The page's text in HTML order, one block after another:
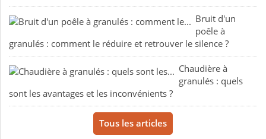
Bruit d'un
poêle à
granulés : comment le réduire et retrouver le silence ?
Chaudière à
granulés : quels
sont les avantages et les inconvénients ?
Tous les articles